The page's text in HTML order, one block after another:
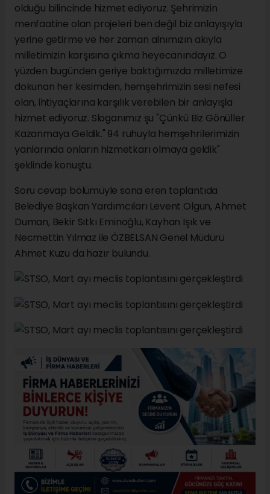
olduğu bilincinde hizmet ediyoruz. Şehrimizin
menfaatine olan projeleri ben değil biz anlayışıyla
yerine getirme ve her zaman alnımızın akıyla
milletimizin karşısına çıkma heyecanındayız. O
yüzden bugünden geriye baktığımızda milletimize
dokunan her kesimden, hemşehrimizin sesi nefesi
olan, ihtiyaçlarına karşılık verebilen bir anlayışla
hizmet ediyoruz. Sloganımız şu "Çünkü Biz Gönüller
Kazanmaya Geldik." 94 ruhuyla hemşehrilerimizin
yanlarında onların hizmetkarı olmaya geldik"
şeklinde konuştu.
Soru cevap bölümüyle sona eren toplantıda
Belediye Başkan Yardımcıları Levent Olgun, Ahmet
Duman, Bekir Sıtkı Eminoğlu, Kayhan Işık ve
Necmettin Yılmaz ile ÖZBELSAN Genel Müdürü
Ahmet Kuzu da hazır bulundu.